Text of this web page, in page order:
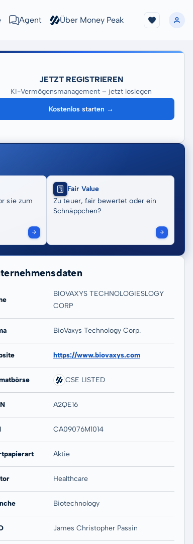
Agent Über Money Peak
JETZT REGISTRIEREN
KI-Vermögensmanagement – jetzt loslegen
Kostenlos starten →
sie zum
Fair Value
Zu teuer, fair bewertet oder ein
Schnäppchen?
-67,25 %
BIOVAXYS TECHNOLOGIESLOGY
CORP
BioVaxys Technology Corp.
https://www.biovaxys.com
CSE LISTED
A2QE16
CA09076M1014
Aktie
Healthcare
Biotechnology
James Christopher Passin